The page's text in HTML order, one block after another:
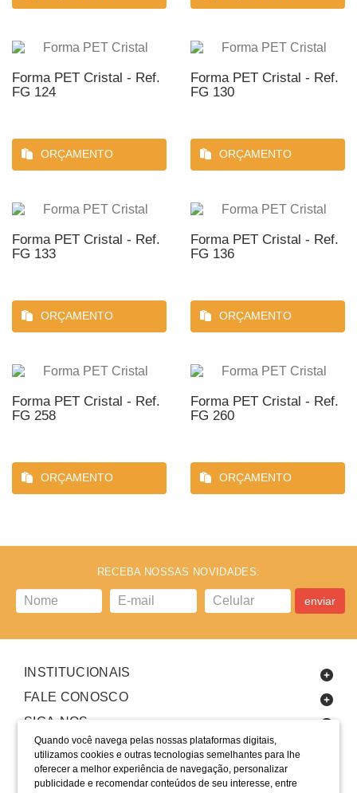
Quando você navega pelas nossas plataformas digitais,
utilizamos cookies e outras tecnologias semelhantes para lhe
oferecer a melhor experiência de navegação, personalizar
publicidade e recomendar conteúdos de seu interesse, entre
Forma PET Cristal - Ref.
FG 124
ORÇAMENTO
Forma PET Cristal - Ref.
FG 130
ORÇAMENTO
Forma PET Cristal - Ref.
FG 133
ORÇAMENTO
Forma PET Cristal - Ref.
FG 136
ORÇAMENTO
Forma PET Cristal - Ref.
FG 258
ORÇAMENTO
Forma PET Cristal - Ref.
FG 260
ORÇAMENTO
RECEBA NOSSAS NOVIDADES:
enviar
INSTITUCIONAIS
FALE CONOSCO
SIGA-NOS